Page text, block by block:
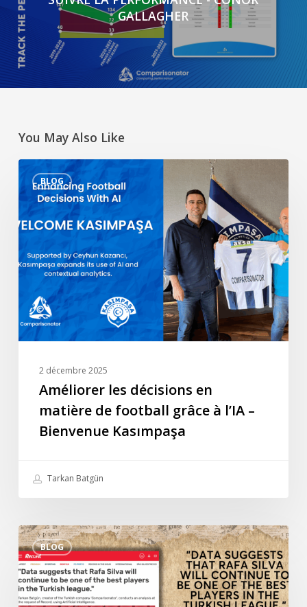
GALLAGHER
You May Also Like
BLOG
Améliorer
les
décisions
en
matière
de
football
l’IA
–
2 décembre 2025
Améliorer les décisions en
matière de football grâce à l’IA –
Bienvenue Kasımpaşa
Tarkan Batgün
BLOG
Interview
spéciale
de
Tarkan
Batgün